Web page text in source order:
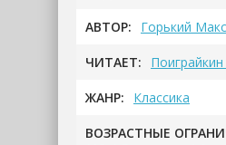
АВТОР: Горький
ЧИТАЕТ:
ЖАНР: Классика
ВОЗРАСТНЫЕ